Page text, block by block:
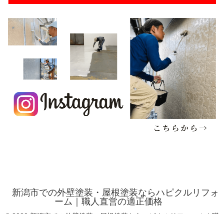
新潟市での外壁塗装・屋根塗装ならハピクルリフォ
ーム｜職人直営の適正価格